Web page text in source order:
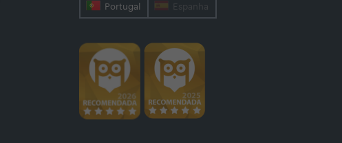
Portugal Espanha